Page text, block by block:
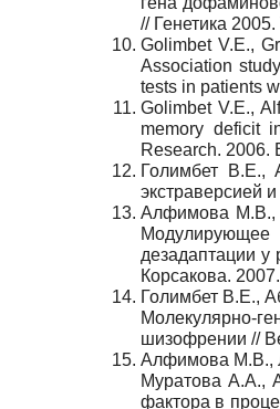
// Генетика
Golimbet V.Е.,
Association
tests in patients
Golimbet V.E.,
memory deficit
Research. 2006.
Голимбет В.Е.,
экстраверсией
Алфимова М.В.,
дезадаптации
Корсакова.
Голимбет В.Е.,
Молекулярно-
шизофрении //
Алфимова М.В.,
Муратова А.А.,
фактора в